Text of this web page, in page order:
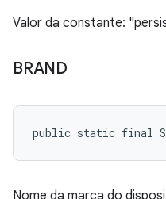
Valor da constante:
BRAND
public static final
Nome da marca do